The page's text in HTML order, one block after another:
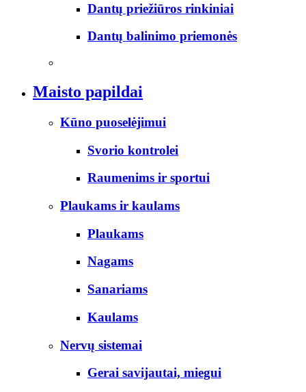
Dantų priežiūros rinkiniai
Dantų balinimo priemonės
Maisto papildai
Kūno puoselėjimui
Svorio kontrolei
Raumenims ir sportui
Plaukams ir kaulams
Plaukams
Nagams
Sanariams
Kaulams
Nervų sistemai
Gerai savijautai, miegui